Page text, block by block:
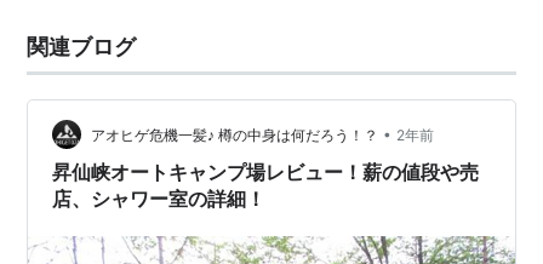
関連ブログ
アオヒゲ危機一髪♪ 樽の中身は何だろう！？ • 2年前
昇仙峡オートキャンプ場レビュー！薪の値段や売
店、シャワー室の詳細！